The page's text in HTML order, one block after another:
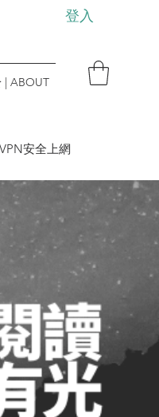
登入
| ABOUT
安全上網